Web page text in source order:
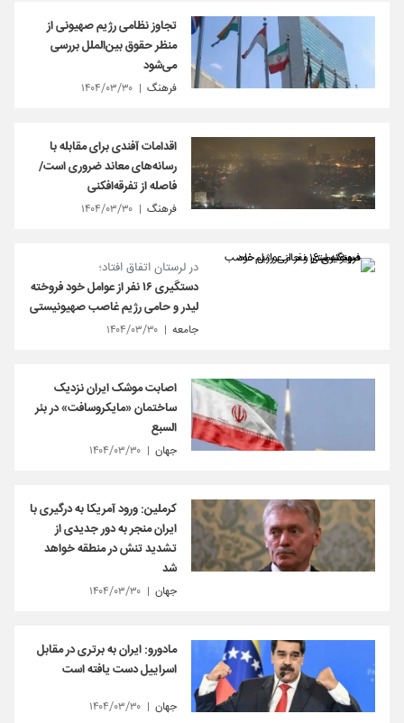
تجاوز نظامی رژیم صهیونی از
منظر حقوق بین‌الملل بررسی
می‌شود
فرهنگ ۱۴۰۴/۰۳/۳۰
اقدامات آفندی برای مقابله با
رسانه‌های معاند ضروری است/
فاصله از تفرقه‌افکنی
فرهنگ ۱۴۰۴/۰۳/۳۰
در لرستان اتفاق افتاد؛
دستگیری ۱۶ نفر از عوامل خود فروخته
لیدر و حامی رژیم غاصب صهیونیستی
جامعه ۱۴۰۴/۰۳/۳۰
اصابت موشک ایران نزدیک
ساختمان «مایکروسافت» در بئر
السبع
جهان ۱۴۰۴/۰۳/۳۰
کرملین: ورود آمریکا به درگیری با
ایران منجر به دور جدیدی از
تشدید تنش در منطقه خواهد
شد
جهان ۱۴۰۴/۰۳/۳۰
مادورو: ایران به برتری در مقابل
اسراییل دست یافته است
جهان ۱۴۰۴/۰۳/۳۰